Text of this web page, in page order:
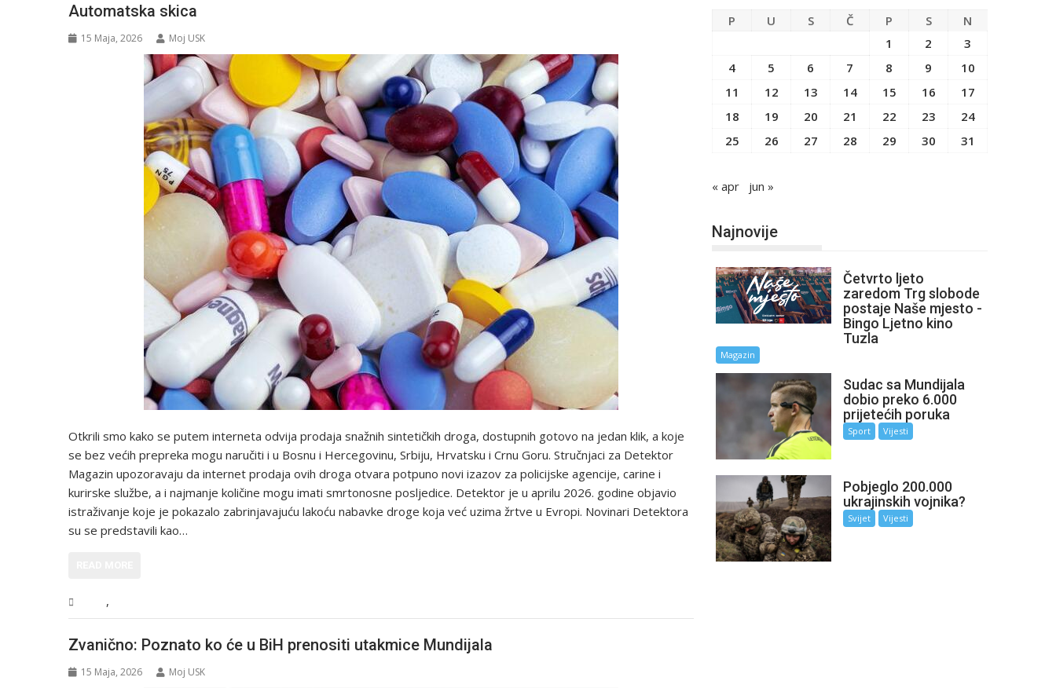
Automatska skica
15 Maja, 2026 Moj USK
Otkrili smo kako se putem interneta odvija prodaja snažnih sintetičkih droga, dostupnih gotovo na jedan klik, a koje
se bez većih prepreka mogu naručiti i u Bosnu i Hercegovinu, Srbiju, Hrvatsku i Crnu Goru. Stručnjaci za Detektor
Magazin upozoravaju da internet prodaja ovih droga otvara potpuno novi izazov za policijske agencije, carine i
kurirske službe, a i najmanje količine mogu imati smrtonosne posljedice. Detektor je u aprilu 2026. godine objavio
istraživanje koje je pokazalo zabrinjavajuću lakoću nabavke droge koja već uzima žrtve u Evropi. Novinari Detektora
su se predstavili kao…
,
Zvanično: Poznato ko će u BiH prenositi utakmice Mundijala
15 Maja, 2026 Moj USK
P U S Č P S
N
1
2
3
4
5 6 7 8 9
10
11
12 13 14 15 16
17
18
19 20 21 22 23
24
25
26 27 28 29 30 31
« apr jun »
Najnovije
Četvrto ljeto
zaredom Trg slobode
postaje Naše mjesto -
Bingo Ljetno kino
Tuzla
Magazin
Sudac sa Mundijala
dobio preko 6.000
prijetećih poruka
Sport Vijesti
Pobjeglo 200.000
ukrajinskih vojnika?
Svijet Vijesti